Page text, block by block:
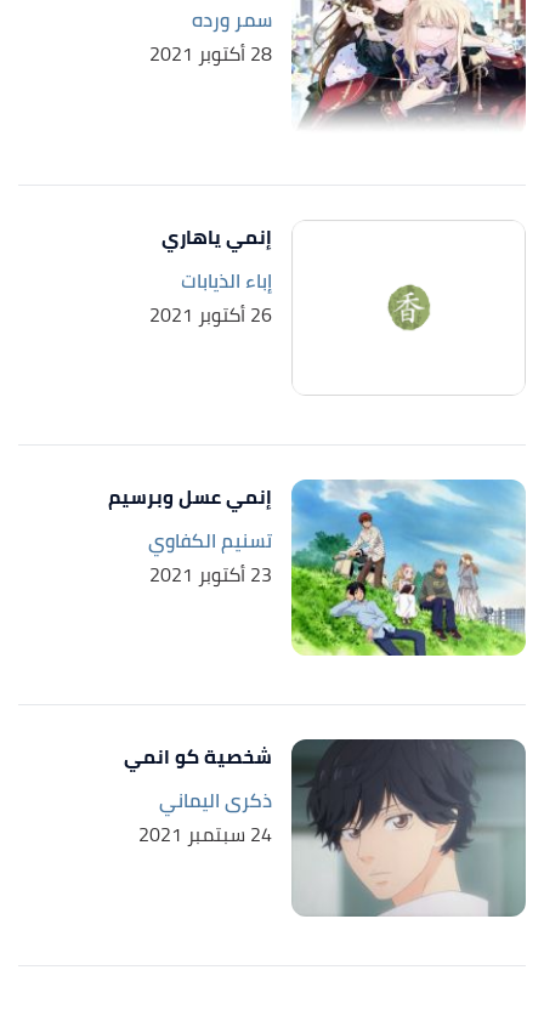
سمر ورده
28 أكتوبر 2021
إنمي ياهاري
إباء الذيابات
26 أكتوبر 2021
إنمي عسل وبرسيم
تسنيم الكفاوي
23 أكتوبر 2021
شخصية كو انمي
ذكرى اليماني
24 سبتمبر 2021